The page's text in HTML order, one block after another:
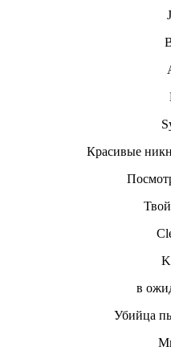
Красивые
в
Убийца